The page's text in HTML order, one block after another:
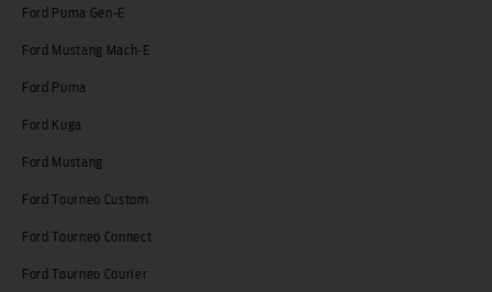
Ford Puma Gen-E
Ford Mustang Mach-E
Ford Puma
Ford Kuga
Ford Mustang
Ford Tourneo Custom
Ford Tourneo Connect
Ford Tourneo Courier